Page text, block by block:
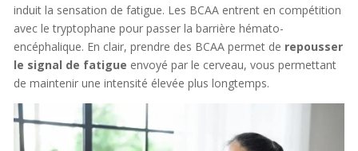
induit la sensation de fatigue. Les BCAA entrent en compétition
avec le tryptophane pour passer la barrière hémato-
encéphalique. En clair, prendre des BCAA permet de repousser
le signal de fatigue envoyé par le cerveau, vous permettant
de maintenir une intensité élevée plus longtemps.